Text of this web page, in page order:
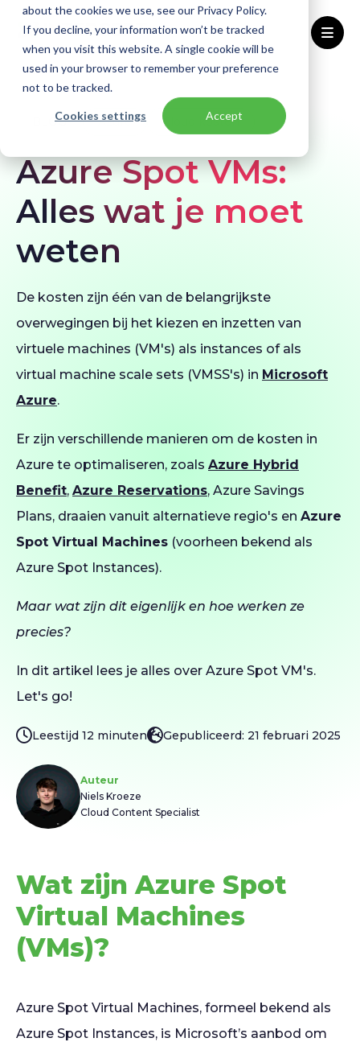
about the cookies we use, see our Privacy Policy.
If you decline, your information won’t be tracked
when you visit this website. A single cookie will be
used in your browser to remember your preference
not to be tracked.
Cookies settings Accept
Home Blogs Azure Spot Virtual machines
BLOG Azure Cloud kosten
Azure Spot VMs:
Alles wat je moet
weten
De kosten zijn één van de belangrijkste
overwegingen bij het kiezen en inzetten van
virtuele machines (VM's) als instances of als
virtual machine scale sets (VMSS's) in Microsoft
Azure.
Er zijn verschillende manieren om de kosten in
Azure te optimaliseren, zoals Azure Hybrid
Benefit, Azure Reservations, Azure Savings
Plans, draaien vanuit alternatieve regio's en Azure
Spot Virtual Machines (voorheen bekend als
Azure Spot Instances).
Maar wat zijn dit eigenlijk en hoe werken ze
precies?
In dit artikel lees je alles over Azure Spot VM's.
Let's go!
Auteur
Niels Kroeze
Cloud Content Specialist
Leestijd 12 minuten Gepubliceerd: 21 februari 2025
Wat zijn Azure Spot
Virtual Machines
(VMs)?
Azure Spot Virtual Machines, formeel bekend als
Azure Spot Instances, is Microsoft’s aanbod om